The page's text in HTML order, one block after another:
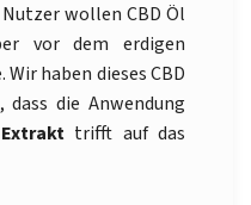
wollen CBD Öl
vor dem erdigen
haben dieses CBD
die Anwendung
trifft auf das